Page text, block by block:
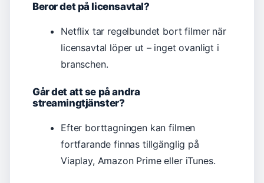
Beror det på licensavtal?
Netflix tar regelbundet bort filmer när
licensavtal löper ut – inget ovanligt i
branschen.
Går det att se på andra
streamingtjänster?
Efter borttagningen kan filmen
fortfarande finnas tillgänglig på
Viaplay, Amazon Prime eller iTunes.